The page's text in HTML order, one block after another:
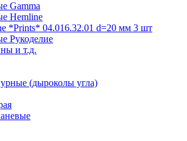
Gamma
Hemline
*Prints* 04.016.32.01 d=20 мм 3 шт
Рукоделие
и т.д.
(дыроколы угла)